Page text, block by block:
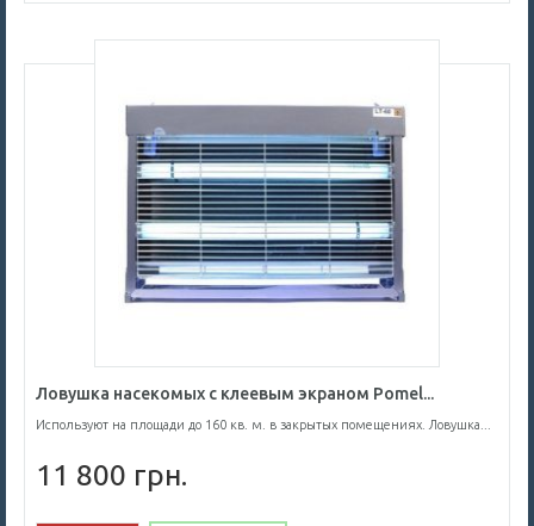
Ловушка насекомых с клеевым экраном Pomel...
Используют на площади до 160 кв. м. в закрытых помещениях. Ловушка...
11 800 грн.